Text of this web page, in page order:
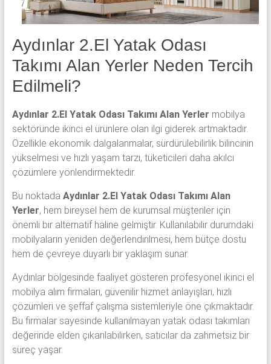
Antika
yatak
odası
ve
Metebronz
yatak
odası
takımı
alınmaktadır.
Aydınlar 2.El Yatak Odası
Takımı Alan Yerler Neden Tercih
Edilmeli?
Aydınlar 2.El Yatak Odası Takımı Alan Yerler mobilya
sektöründe ikinci el ürünlere olan ilgi giderek artmaktadır.
Özellikle ekonomik dalgalanmalar, sürdürülebilirlik bilincinin
yükselmesi ve hızlı yaşam tarzı, tüketicileri daha akılcı
çözümlere yönlendirmektedir.
Bu noktada Aydınlar 2.El Yatak Odası Takımı Alan
Yerler, hem bireysel hem de kurumsal müşteriler için
önemli bir alternatif haline gelmiştir. Kullanılabilir durumdaki
mobilyaların yeniden değerlendirilmesi, hem bütçe dostu
hem de çevreye duyarlı bir yaklaşım sunar.
Aydınlar bölgesinde faaliyet gösteren profesyonel ikinci el
mobilya alım firmaları, güvenilir hizmet anlayışları, hızlı
çözümleri ve şeffaf çalışma sistemleriyle öne çıkmaktadır.
Bu firmalar sayesinde kullanılmayan yatak odası takımları
değerinde elden çıkarılabilirken, satıcılar da zahmetsiz bir
süreç yaşar.